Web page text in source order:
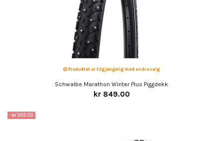
Produktet er tilgjengelig med andre valg
Schwalbe Marathon Winter Plus Piggdekk
kr 849.00
-kr 350.00